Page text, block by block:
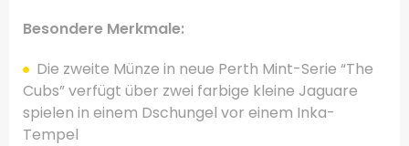
Besondere Merkmale:
Die zweite Münze in neue Perth Mint-Serie “The
Cubs” verfügt über zwei farbige kleine Jaguare
spielen in einem Dschungel vor einem Inka-
Tempel